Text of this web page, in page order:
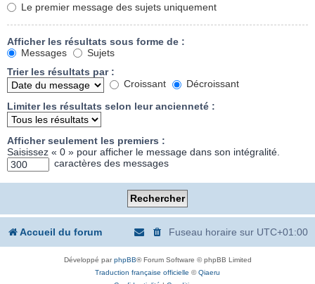
Le premier message des sujets uniquement
Afficher les résultats sous forme de :
Messages
Sujets
Trier les résultats par :
Croissant
Décroissant
Limiter les résultats selon leur ancienneté :
Afficher seulement les premiers :
Saisissez « 0 » pour afficher le message dans son intégralité.
caractères des messages
Accueil du forum Fuseau horaire sur UTC+01:00
Développé parphpBB® Forum Software © phpBB Limited
Traduction française officielle ©Qiaeru